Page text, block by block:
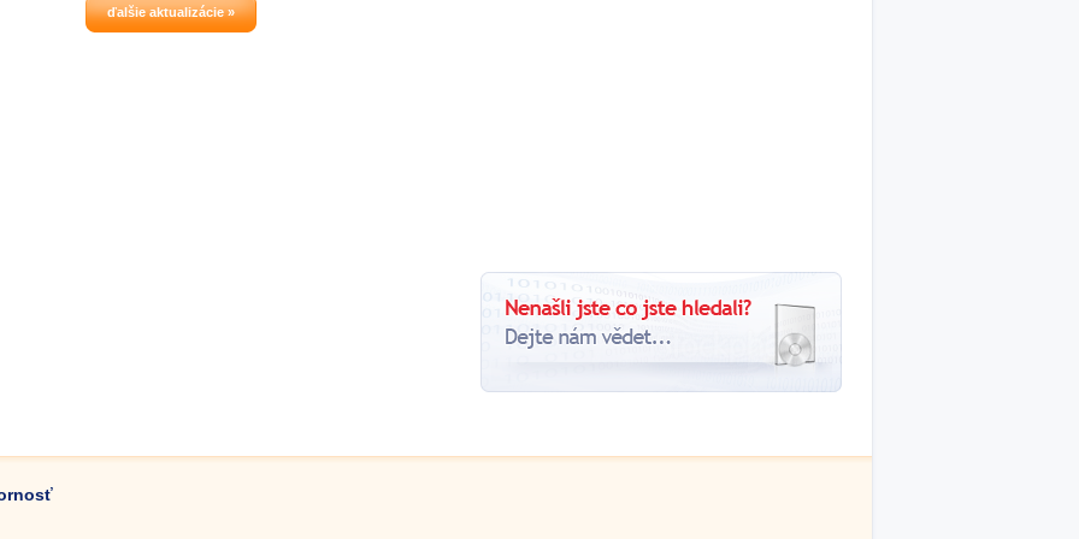
(AVI, MP4, WMV, ASF, 3GP, 3GP2, MOV,
DVD, VOB, IFO, MPEG 1,2,4, VCD,
ďalšie aktualizácie »